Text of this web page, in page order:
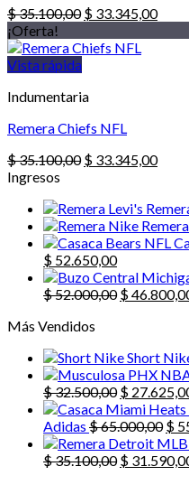
$35.100,00 El
original
$ 33.345,00El
¡Oferta!
Vista rápida
Indumentaria
Remera Chiefs NFL
$35.100,00 El
era:
$ 35.100,00.
$ 33.345,00El
es:
$
Ingresos
El
precio
original
$ 58.500,00.
$ 52.650,00El
precio
actual
$52.000,00 El
$
$
Más Vendidos
Short
$32.500,00 El
precio
original
era:
$
$
Adidas $65.000,00 El
$
$35.100,00 El
$